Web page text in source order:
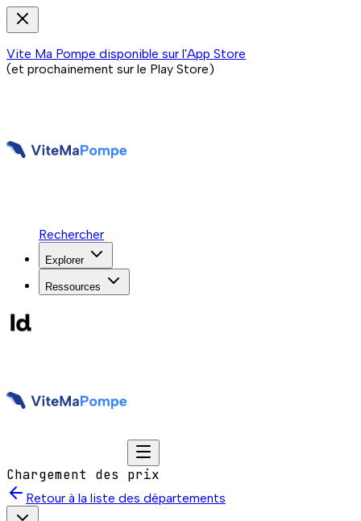
Vite Ma Pompe disponible sur l'App Store
(et prochainement sur le Play Store)
Rechercher
Explorer
Ressources
Chargement des prix
Retour à la liste des départements